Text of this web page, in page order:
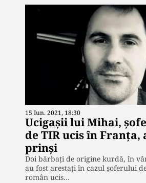
15 Iun. 2021, 18:30
Ucigașii lui Mihai,
de TIR ucis în Franța,
prinși
Doi bărbați de origine kurdă, în
au fost arestați în cazul șoferului
român ucis…